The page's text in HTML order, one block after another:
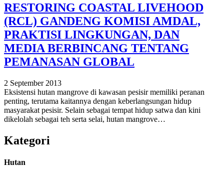
RESTORING COASTAL LIVEHOOD
(RCL) GANDENG KOMISI AMDAL,
PRAKTISI LINGKUNGAN, DAN
MEDIA BERBINCANG TENTANG
PEMANASAN GLOBAL
2 September 2013
Eksistensi hutan mangrove di kawasan pesisir memiliki peranan
penting, terutama kaitannya dengan keberlangsungan hidup
masyarakat pesisir. Selain sebagai tempat hidup satwa dan kini
dikelolah sebagai teh serta selai, hutan mangrove…
Kategori
Hutan